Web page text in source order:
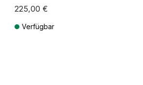
225,00 €
Verfügbar